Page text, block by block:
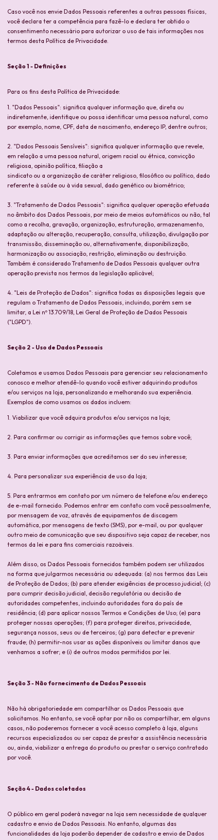
Caso você nos envie Dados Pessoais referentes a outras pessoas físicas,
você declara ter a competência para fazê-lo e declara ter obtido o
consentimento necessário para autorizar o uso de tais informações nos
termos desta Política de Privacidade.
Seção 1 - Definições
Para os fins desta Política de Privacidade:
1. "Dados Pessoais": significa qualquer informação que, direta ou
indiretamente, identifique ou possa identificar uma pessoa natural, como
por exemplo, nome, CPF, data de nascimento, endereço IP, dentre outros;
2. "Dados Pessoais Sensíveis": significa qualquer informação que revele,
em relação a uma pessoa natural, origem racial ou étnica, convicção
religiosa, opinião política, filiação a
sindicato ou a organização de caráter religioso, filosófico ou político, dado
referente à saúde ou à vida sexual, dado genético ou biométrico;
3. "Tratamento de Dados Pessoais": significa qualquer operação efetuada
no âmbito dos Dados Pessoais, por meio de meios automáticos ou não, tal
como a recolha, gravação, organização, estruturação, armazenamento,
adaptação ou alteração, recuperação, consulta, utilização, divulgação por
transmissão, disseminação ou, alternativamente, disponibilização,
harmonização ou associação, restrição, eliminação ou destruição.
Também é considerado Tratamento de Dados Pessoais qualquer outra
operação prevista nos termos da legislação aplicável;
4. "Leis de Proteção de Dados": significa todas as disposições legais que
regulam o Tratamento de Dados Pessoais, incluindo, porém sem se
limitar, a Lei nº 13.709/18, Lei Geral de Proteção de Dados Pessoais
("LGPD").
Seção 2 - Uso de Dados Pessoais
Coletamos e usamos Dados Pessoais para gerenciar seu relacionamento
conosco e melhor atendê-lo quando você estiver adquirindo produtos
e/ou serviços na loja, personalizando e melhorando sua experiência.
Exemplos de como usamos os dados incluem:
1. Viabilizar que você adquira produtos e/ou serviços na loja;
2. Para confirmar ou corrigir as informações que temos sobre você;
3. Para enviar informações que acreditamos ser do seu interesse;
4. Para personalizar sua experiência de uso da loja;
5. Para entrarmos em contato por um número de telefone e/ou endereço
de e-mail fornecido. Podemos entrar em contato com você pessoalmente,
por mensagem de voz, através de equipamentos de discagem
automática, por mensagens de texto (SMS), por e-mail, ou por qualquer
outro meio de comunicação que seu dispositivo seja capaz de receber, nos
termos da lei e para fins comerciais razoáveis.
Além disso, os Dados Pessoais fornecidos também podem ser utilizados
na forma que julgarmos necessária ou adequada: (a) nos termos das Leis
de Proteção de Dados; (b) para atender exigências de processo judicial; (c)
para cumprir decisão judicial, decisão regulatória ou decisão de
autoridades competentes, incluindo autoridades fora do país de
residência; (d) para aplicar nossos Termos e Condições de Uso; (e) para
proteger nossas operações; (f) para proteger direitos, privacidade,
segurança nossos, seus ou de terceiros; (g) para detectar e prevenir
fraude; (h) permitir-nos usar as ações disponíveis ou limitar danos que
venhamos a sofrer; e (i) de outros modos permitidos por lei.
Seção 3 - Não fornecimento de Dados Pessoais
Não há obrigatoriedade em compartilhar os Dados Pessoais que
solicitamos. No entanto, se você optar por não os compartilhar, em alguns
casos, não poderemos fornecer a você acesso completo à loja, alguns
recursos especializados ou ser capaz de prestar a assistência necessária
ou, ainda, viabilizar a entrega do produto ou prestar o serviço contratado
por você.
Seção 4 - Dados coletados
O público em geral poderá navegar na loja sem necessidade de qualquer
cadastro e envio de Dados Pessoais. No entanto, algumas das
funcionalidades da loja poderão depender de cadastro e envio de Dados